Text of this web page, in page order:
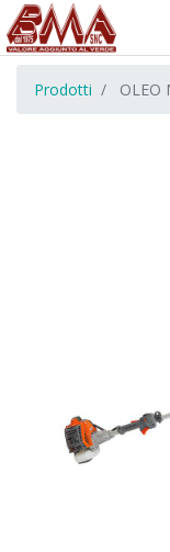
Prodotti OLEO